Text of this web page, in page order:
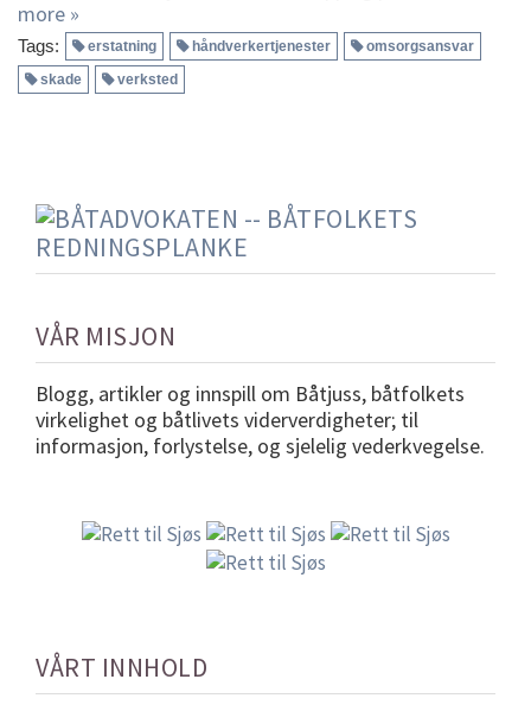
more »
Tags: erstatning håndverkertjenester
omsorgsansvar
skade
verksted
VÅR MISJON
Blogg, artikler og innspill om Båtjuss, båtfolkets
virkelighet og båtlivets viderverdigheter; til
informasjon, forlystelse, og sjelelig vederkvegelse.
VÅRT INNHOLD